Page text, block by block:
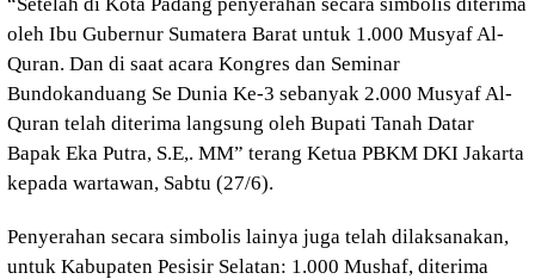
oleh Ibu Gubernur Sumatera Barat untuk 1.000 Musyaf Al-
Quran. Dan di saat acara Kongres dan Seminar
Bundokanduang Se Dunia Ke-3 sebanyak 2.000 Musyaf Al-
Quran telah diterima langsung oleh Bupati Tanah Datar
Bapak Eka Putra, S.E,. MM” terang Ketua PBKM DKI Jakarta
kepada wartawan, Sabtu (27/6).
Penyerahan secara simbolis lainya juga telah dilaksanakan,
untuk Kabupaten Pesisir Selatan: 1.000 Mushaf, diterima